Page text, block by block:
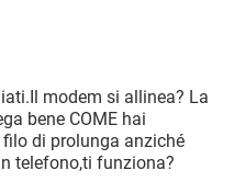
modem si allinea? La
bene COME hai
di prolunga anziché
telefono,ti funziona?